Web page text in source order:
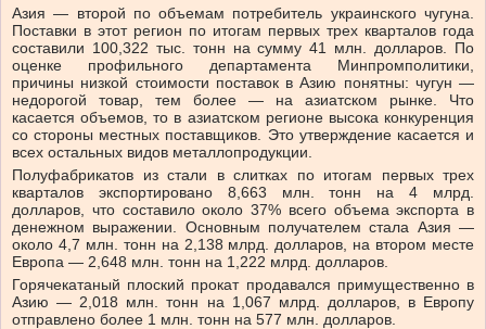
Азия — второй по объемам потребитель украинского чугуна.
Поставки в этот регион по итогам первых трех кварталов года
составили 100,322 тыс. тонн на сумму 41 млн. долларов. По
оценке профильного департамента Минпромполитики,
причины низкой стоимости поставок в Азию понятны: чугун —
недорогой товар, тем более — на азиатском рынке. Что
касается объемов, то в азиатском регионе высока конкуренция
со стороны местных поставщиков. Это утверждение касается и
всех остальных видов металлопродукции.
Полуфабрикатов из стали в слитках по итогам первых трех
кварталов экспортировано 8,663 млн. тонн на 4 млрд.
долларов, что составило около 37% всего объема экспорта в
денежном выражении. Основным получателем стала Азия —
около 4,7 млн. тонн на 2,138 млрд. долларов, на втором месте
Европа — 2,648 млн. тонн на 1,222 млрд. долларов.
Горячекатаный плоский прокат продавался примущественно в
Азию — 2,018 млн. тонн на 1,067 млрд. долларов, в Европу
отправлено более 1 млн. тонн на 577 млн. долларов.